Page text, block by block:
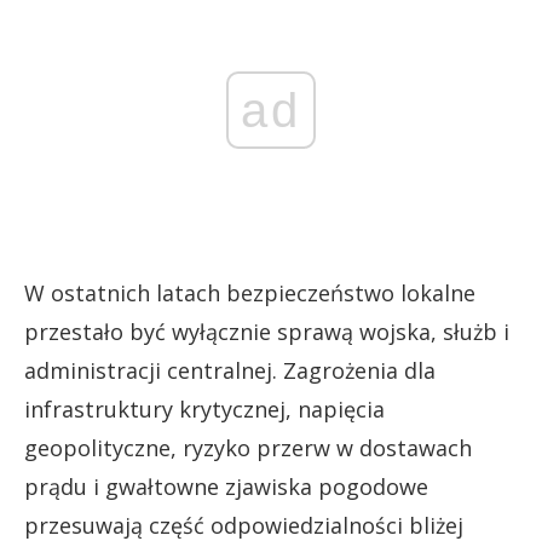
ad
W ostatnich latach bezpieczeństwo lokalne
przestało być wyłącznie sprawą wojska, służb i
administracji centralnej. Zagrożenia dla
infrastruktury krytycznej, napięcia
geopolityczne, ryzyko przerw w dostawach
prądu i gwałtowne zjawiska pogodowe
przesuwają część odpowiedzialności bliżej